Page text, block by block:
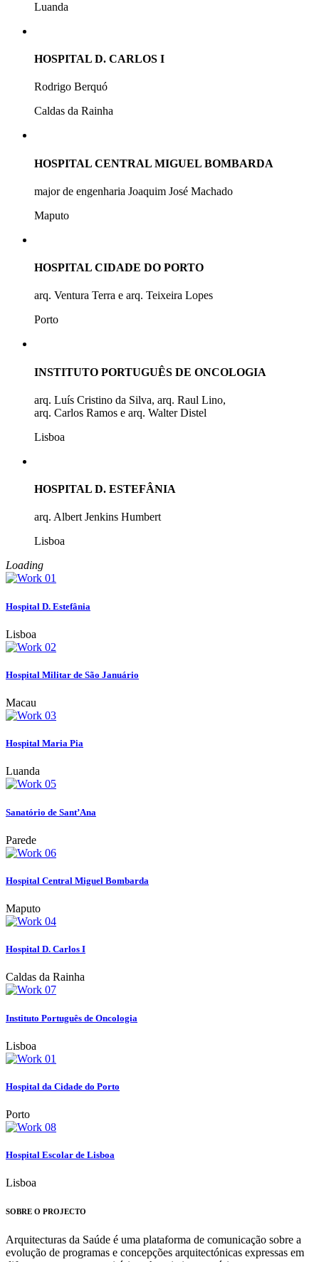
Luanda
HOSPITAL D. CARLOS I
Rodrigo Berquó
Caldas da Rainha
HOSPITAL CENTRAL MIGUEL BOMBARDA
major de engenharia Joaquim José Machado
Maputo
HOSPITAL CIDADE DO PORTO
arq. Ventura Terra e arq. Teixeira Lopes
Porto
INSTITUTO PORTUGUÊS DE ONCOLOGIA
arq. Luís Cristino da Silva, arq. Raul Lino,
arq. Carlos Ramos e arq. Walter Distel
Lisboa
HOSPITAL D. ESTEFÂNIA
arq. Albert Jenkins Humbert
Lisboa
Loading
Hospital D. Estefânia
Lisboa
Hospital Militar de São Januário
Macau
Hospital Maria Pia
Luanda
Sanatório de Sant’Ana
Parede
Hospital Central Miguel Bombarda
Maputo
Hospital D. Carlos I
Caldas da Rainha
Instituto Português de Oncologia
Lisboa
Hospital da Cidade do Porto
Porto
Hospital Escolar de Lisboa
Lisboa
SOBRE O PROJECTO
Arquitecturas da Saúde é uma plataforma de comunicação sobre a
evolução de programas e concepções arquitectónicas expressas em